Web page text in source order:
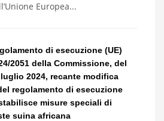
Europea...
di esecuzione (UE)
2051 della Commissione, del
2024, recante modifica
regolamento di esecuzione
misure speciali di
suina africana